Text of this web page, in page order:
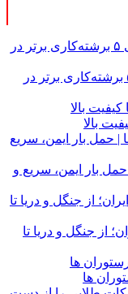
قهوه باکیفیت از کجا بخریم؟ معرفی ۵ برشته‌کاری برتر در
حمل بار ایمن، سریع و
از جنگل و دریا تا
ها